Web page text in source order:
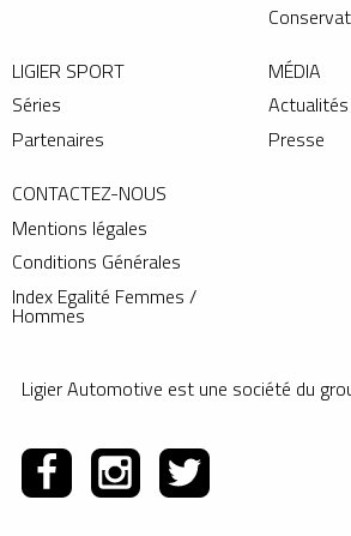
LIGIER SPORT
Séries
Partenaires
MÉDIA
Actualités
Presse
CONTACTEZ-NOUS
Mentions légales
Conditions Générales
Index Egalité Femmes /
Hommes
Ligier Automotive est une société du